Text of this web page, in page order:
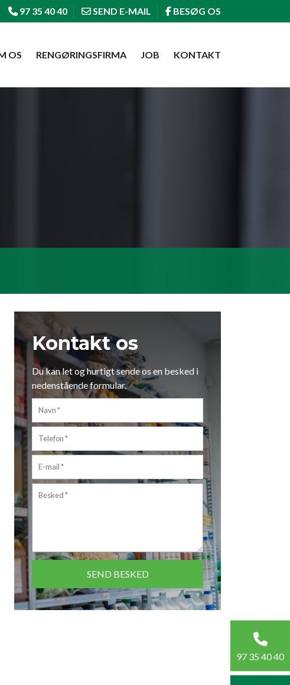
97 35 40 40 SEND E-MAIL BESØG OS
OS RENGØRINGSFIRMA JOB KONTAKT
Kontakt os
Du kan let og hurtigt sende os en besked i
nedenstående formular.
97 35 40 40